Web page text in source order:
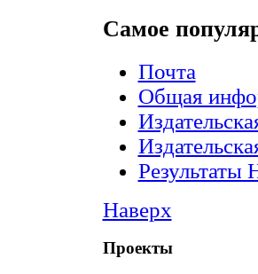
Самое
Почта
Общая
Наверх
Проекты